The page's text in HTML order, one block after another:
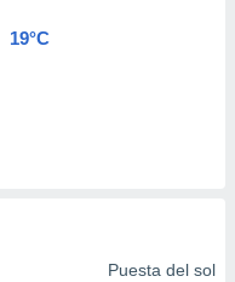
19°C
Puesta del sol